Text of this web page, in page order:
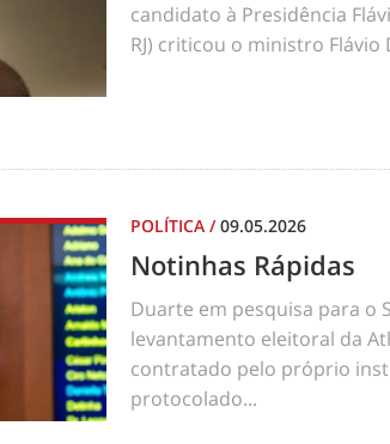
candidato à Presidência
RJ) criticou o ministro Flávio
POLÍTICA /09.05.2026
Notinhas Rápidas
Duarte em pesquisa para o
levantamento eleitoral da
contratado pelo próprio
protocolado...